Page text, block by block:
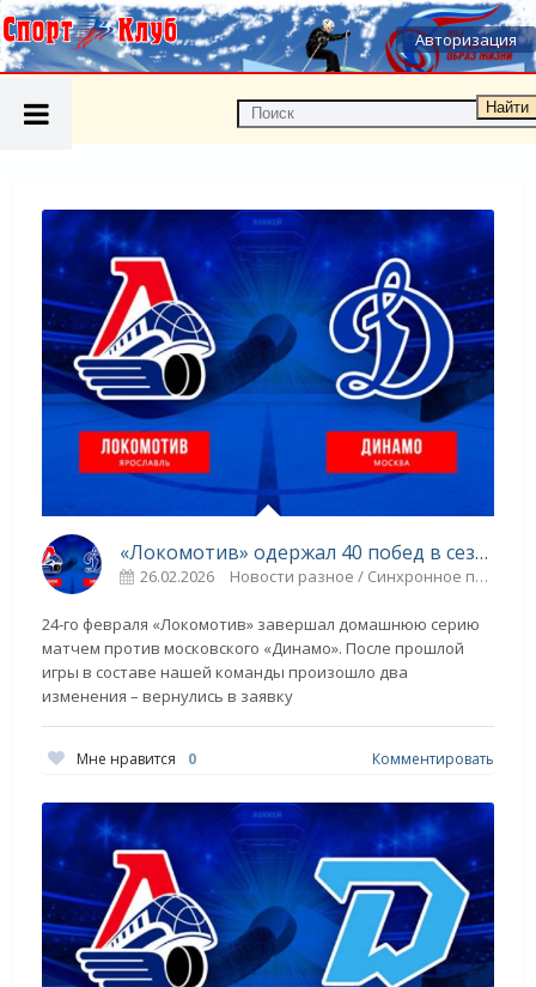
Авторизация
Найти
«Локомотив» одержал 40 побед в сезоне - «Ярославский спорт»
26.02.2026 Новости разное / Синхронное плавание / Другие виды спорта / Спорт / Игровые виды спорта / Прыжки в воду / ТРАНСФЕРЫ / ТЕННИС / ГОЛЬФ / Видео новости
24-го февраля «Локомотив» завершал домашнюю серию
матчем против московского «Динамо». После прошлой
игры в составе нашей команды произошло два
изменения – вернулись в заявку
Мне нравится 0 Комментировать